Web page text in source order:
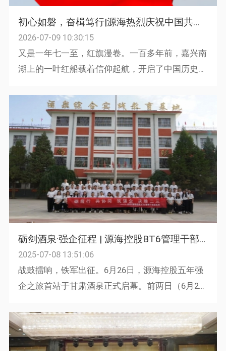
初心如磐，奋楫笃行|源海热烈庆祝中国共产党成立105周年
2026-07-09 10:30:15
又是一年七一至，红旗漫卷。一百多年前，嘉兴南
湖上的一叶红船载着信仰起航，开启了中国历史上
烟，到改革开放的春潮涌动，再到...
砺剑酒泉·强企征程 | 源海控股BT6管理干部训练营管理培训
2025-07-08 13:51:06
战鼓擂响，铁军出征。6月26日，源海控股五年强
企之旅首站于甘肃酒泉正式启幕。前两日（6月26
升，通过“三三战略”...